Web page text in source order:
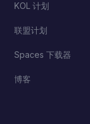
KOL 计划
联盟计划
Spaces 下载器
博客